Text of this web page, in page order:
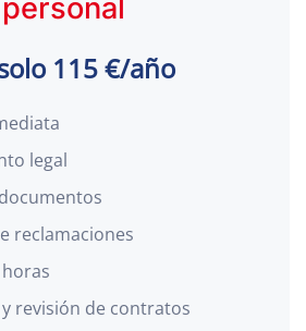
115 €/año
legal
reclamaciones
revisión de contratos